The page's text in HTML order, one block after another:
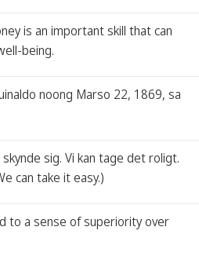
is an important skill that can
being.
noong Marso 22, 1869, sa
sig. Vi kan tage det roligt.
can take it easy.)
to a sense of superiority over